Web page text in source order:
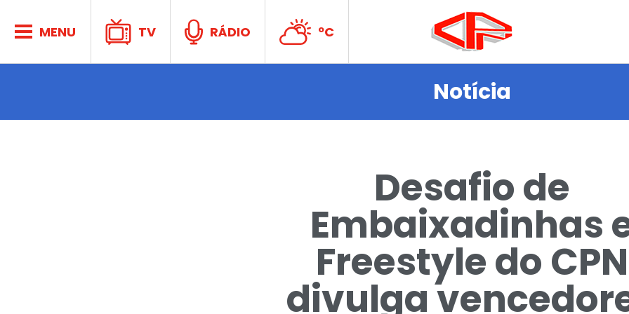
no CPN
Atividades
MENU TV RÁDIO ºC
Notícia
Desafio de
Embaixadinhas
Freestyle do CPN
divulga